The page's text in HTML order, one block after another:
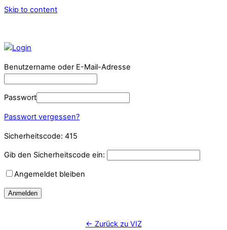
Skip to content
Benutzername oder E-Mail-Adresse
Passwort
Passwort vergessen?
Sicherheitscode: 415
Gib den Sicherheitscode ein:
Angemeldet bleiben
Anmelden
← Zurück zu VIZ